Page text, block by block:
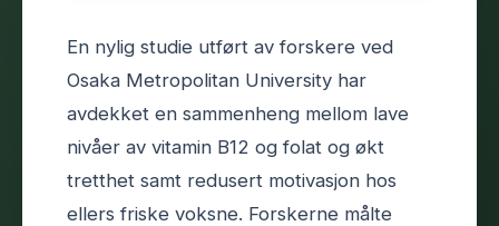
En nylig studie utført av forskere ved
Osaka Metropolitan University har
avdekket en sammenheng mellom lave
nivåer av vitamin B12 og folat og økt
tretthet samt redusert motivasjon hos
ellers friske voksne. Forskerne målte